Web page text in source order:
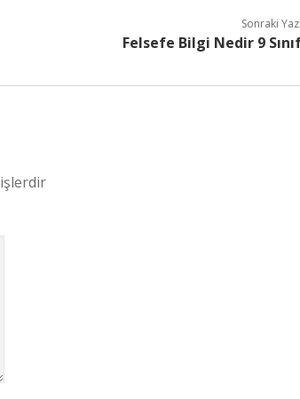
Sonraki
Felsefe Bilgi Nedir 9